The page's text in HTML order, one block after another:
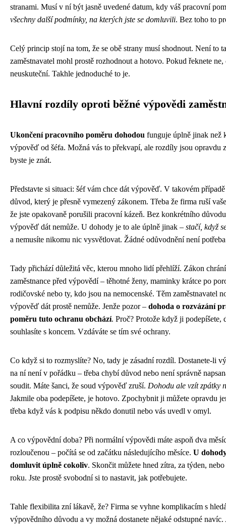
stranami. Musí v ní být jasně uvedené datum, kdy váš pracovní
všechny další podmínky, na kterých jste se domluvili. Bez toho to
Celý princip stojí na tom, že se obě strany musí shodnout. Není to
zaměstnavatel mohl prostě rozhodnout a hotovo. Pokud řeknete ne,
neuskuteční. Takhle jednoduché to je.
Hlavní rozdíly oproti běžné výpovědi
Ukončení pracovního poměru dohodou funguje úplně jinak než
výpověď od šéfa. Možná vás to překvapí, ale rozdíly jsou opravdu
byste je znát.
Představte si situaci: šéf vám chce dát výpověď. V takovém
důvod, který je přesně vymezený zákonem. Třeba že firma ruší
že jste opakovaně porušili pracovní kázeň. Bez konkrétního
výpověď dát nemůže. U dohody je to ale úplně jinak – stačí, když
a nemusíte nikomu nic vysvětlovat. Žádné odůvodnění není
Tady přichází důležitá věc, kterou mnoho lidí přehlíží. Zákon
zaměstnance před výpovědí – těhotné ženy, maminky krátce po
rodičovské nebo ty, kdo jsou na nemocenské. Těm zaměstnavatel
výpověď dát prostě nemůže. Jenže pozor – dohoda o rozvázání
poměru tuto ochranu obchází. Proč? Protože když ji podepíšete,
souhlasíte s koncem. Vzdáváte se tím své ochrany.
Co když si to rozmyslíte? No, tady je zásadní rozdíl. Dostanete-li
na ní není v pořádku – třeba chybí důvod nebo není správně
soudit. Máte šanci, že soud výpověď zruší. Dohodu ale vzít zpátky
Jakmile oba podepíšete, je hotovo. Zpochybnit ji můžete opravdu
třeba když vás k podpisu někdo donutil nebo vás uvedl v omyl.
A co výpovědní doba? Při normální výpovědi máte aspoň dva
rozloučenou – počítá se od začátku následujícího měsíce. U
domluvit úplně cokoliv. Skončit můžete hned zítra, za týden,
roku. Jste prostě svobodní si to nastavit, jak potřebujete.
Tahle flexibilita zní lákavě, že? Firma se vyhne komplikacím s
výpovědního důvodu a vy možná dostanete nějaké odstupné